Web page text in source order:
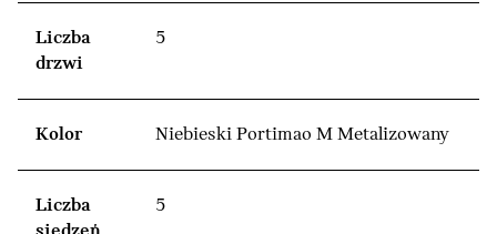
Liczba
drzwi
5
Kolor Niebieski Portimao M Metalizowany
Liczba
5